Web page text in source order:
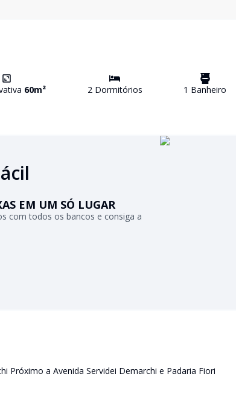
60m² 2Dormitórios 1 Banheiro
EM UM SÓ LUGAR
com todos os bancos e consiga a
Próximo a Avenida Servidei Demarchi e Padaria Fiori